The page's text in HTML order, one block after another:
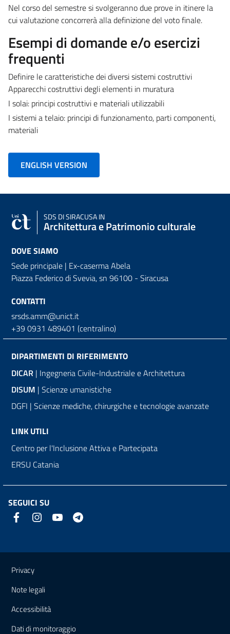
Nel corso del semestre si svolgeranno due prove in itinere la
cui valutazione concorrerà alla definizione del voto finale.
Esempi di domande e/o esercizi
frequenti
Definire le caratteristiche dei diversi sistemi costruttivi
Apparecchi costruttivi degli elementi in muratura
I solai: principi costruttivi e materiali utilizzabili
I sistemi a telaio: principi di funzionamento, parti componenti,
materiali
ENGLISH VERSION
SDS DI SIRACUSA IN
Architettura e Patrimonio culturale
DOVE SIAMO
Sede principale | Ex-caserma Abela
Piazza Federico di Svevia, sn 96100 - Siracusa
CONTATTI
srsds.amm@unict.it
+39 0931 489401 (centralino)
DIPARTIMENTI DI RIFERIMENTO
DICAR | Ingegneria Civile-Industriale e Architettura
DISUM | Scienze umanistiche
DGFI | Scienze mediche, chirurgiche e tecnologie avanzate
LINK UTILI
Centro per l'Inclusione Attiva e Partecipata
ERSU Catania
SEGUICI SU
Link e informazioni utili
Privacy
Note legali
Accessibilità
Dati di monitoraggio